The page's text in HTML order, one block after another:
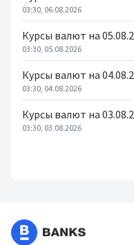
03:30, 06.08.2026
Курсы валют на
03:30, 05.08.2026
Курсы валют на
03:30, 04.08.2026
Курсы валют на
03:30, 03.08.2026